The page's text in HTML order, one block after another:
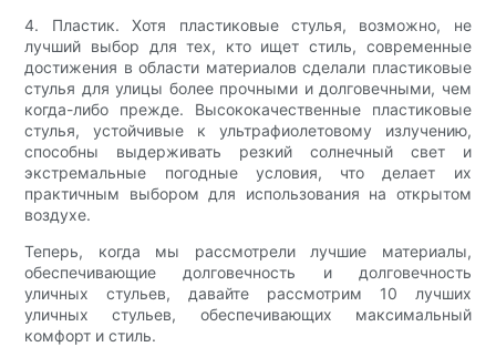
4. Пластик. Хотя пластиковые стулья, возможно, не
лучший выбор для тех, кто ищет стиль, современные
достижения в области материалов сделали пластиковые
стулья для улицы более прочными и долговечными, чем
когда-либо прежде. Высококачественные пластиковые
стулья, устойчивые к ультрафиолетовому излучению,
способны выдерживать резкий солнечный свет и
экстремальные погодные условия, что делает их
практичным выбором для использования на открытом
воздухе.
Теперь, когда мы рассмотрели лучшие материалы,
обеспечивающие долговечность и долговечность
уличных стульев, давайте рассмотрим 10 лучших
уличных стульев, обеспечивающих максимальный
комфорт и стиль.